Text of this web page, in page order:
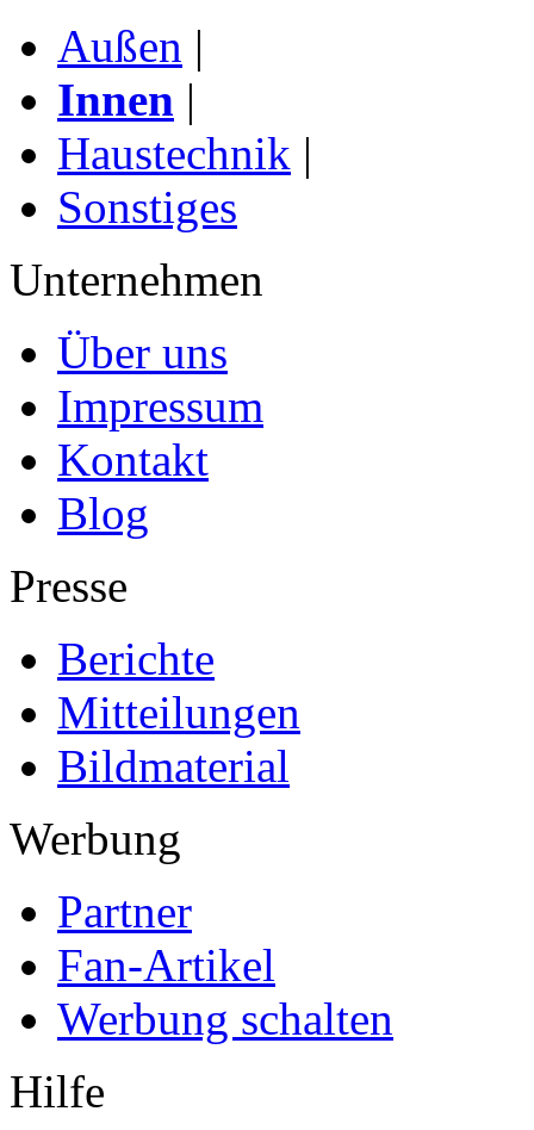
Außen |
Innen |
Haustechnik |
Sonstiges
Unternehmen
Über uns
Impressum
Kontakt
Blog
Presse
Berichte
Mitteilungen
Bildmaterial
Werbung
Partner
Fan-Artikel
Werbung schalten
Hilfe